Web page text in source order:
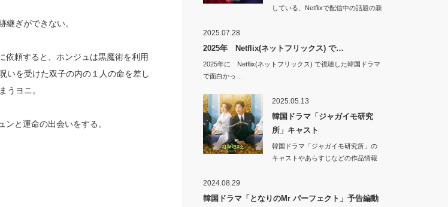
ぎができない。
頼すると、ホンジュは黒魔術を利用
いを受けた双子の内の１人の命を差し
うヨニ。
と運命の出会いをする。
している、Netflixで配信中の話題の新
2025.07.28
2025年 Netflix(ネットフリックス) で…
2025年に Netflix(ネットフリックス) で視聴した韓国ドラマ
で面白かっ…
2025.05.13
韓国ドラマ「ジャガイモ研究
所」キャスト
韓国ドラマ「ジャガイモ研究所」の
キャストやあらすじなどの作品情報
2024.08.29
韓国ドラマ「となりのMr パーフェクト」予告編動